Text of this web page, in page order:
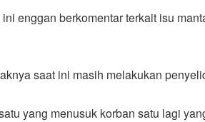
enggan berkomentar terkait isu
saat ini masih melakukan
yang menusuk korban satu lagi